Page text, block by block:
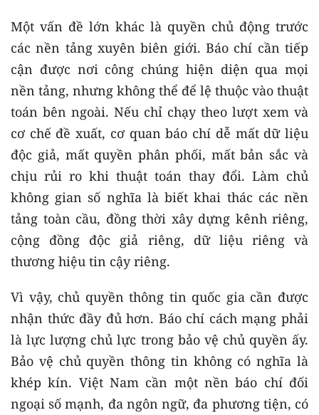
Một vấn đề lớn khác là quyền chủ động trước
các nền tảng xuyên biên giới. Báo chí cần tiếp
cận được nơi công chúng hiện diện qua mọi
nền tảng, nhưng không thể để lệ thuộc vào thuật
toán bên ngoài. Nếu chỉ chạy theo lượt xem và
cơ chế đề xuất, cơ quan báo chí dễ mất dữ liệu
độc giả, mất quyền phân phối, mất bản sắc và
chịu rủi ro khi thuật toán thay đổi. Làm chủ
không gian số nghĩa là biết khai thác các nền
tảng toàn cầu, đồng thời xây dựng kênh riêng,
cộng đồng độc giả riêng, dữ liệu riêng và
thương hiệu tin cậy riêng.
Vì vậy, chủ quyền thông tin quốc gia cần được
nhận thức đầy đủ hơn. Báo chí cách mạng phải
là lực lượng chủ lực trong bảo vệ chủ quyền ấy.
Bảo vệ chủ quyền thông tin không có nghĩa là
khép kín. Việt Nam cần một nền báo chí đối
ngoại số mạnh, đa ngôn ngữ, đa phương tiện, có